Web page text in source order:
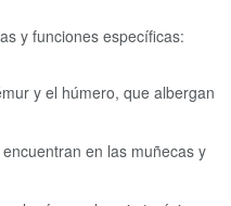
y funciones específicas:
y el húmero, que albergan
en las muñecas y